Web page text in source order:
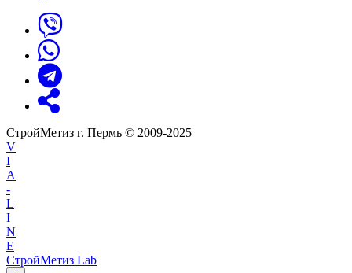
СтройМетиз г. Пермь © 2009-2025
V
I
A
-
L
I
N
E
СтройМетиз Lab